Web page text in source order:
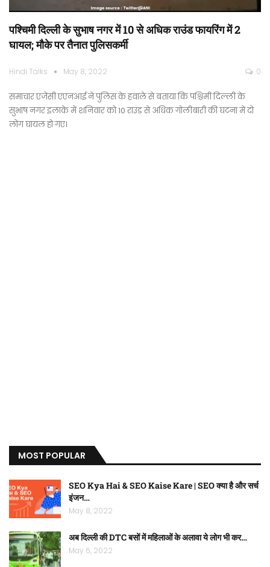
पश्चिमी दिल्ली के सुभाष नगर में 10 से अधिक राउंड फायरिंग में 2
घायल; मौके पर तैनात पुलिसकर्मी
Hindi Talks May 8, 2022 0
समाचार एजेंसी एएनआई ने पुलिस के हवाले से बताया कि पश्चिमी दिल्ली के
सुभाष नगर इलाके में शनिवार को 10 राउंड से अधिक गोलीबारी की घटना में दो
लोग घायल हो गए।
MOST POPULAR
SEO Kya Hai & SEO Kaise Kare | SEO क्या है और सर्च
इंजन…
May 8, 2022
अब दिल्ली की DTC बसों में महिलाओं के अलावा ये लोग भी कर…
May 6, 2022